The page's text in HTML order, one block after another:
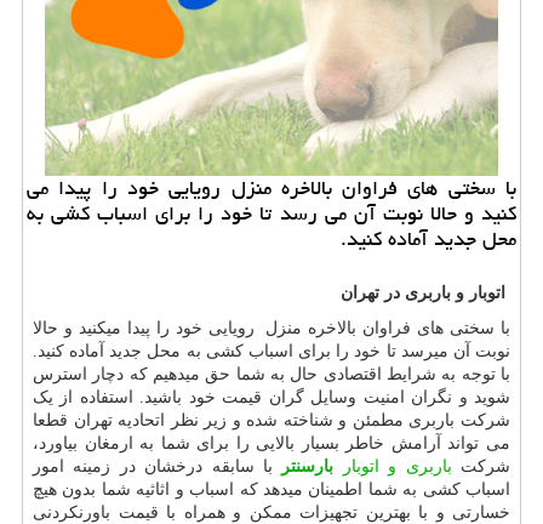
با سختی های فراوان بالاخره منزل رویایی خود را پیدا می
كنید و حالا نوبت آن می رسد تا خود را برای اسباب كشی به
محل جدید آماده كنید.
اتوبار و باربری در تهران
با سختی های فراوان بالاخره منزل رویایی خود را پیدا میکنید و حالا
نوبت آن میرسد تا خود را برای اسباب کشی به محل جدید آماده کنید.
با توجه به شرایط اقتصادی حال به شما حق میدهیم که دچار استرس
شوید و نگران امنیت وسایل گران قیمت خود باشید. استفاده از یک
شرکت باربری مطمئن و شناخته شده و زیر نظر اتحادیه تهران قطعا
می تواند آرامش خاطر بسیار بالایی را برای شما به ارمغان بیاورد،
شرکت باربری و اتوبار بارسنتر
با سابقه درخشان در زمینه امور
اسباب کشی به شما اطمینان میدهد که اسباب و اثاثیه شما بدون هیچ
خسارتی و با بهترین تجهیزات ممکن و همراه با قیمت باورنکردنی